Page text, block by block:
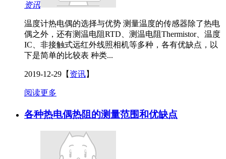
资讯
温度计热电偶的选择与优势 测量温度的传感器除了热电
偶之外，还有测温电阻RTD、测温电阻Thermistor、温度
IC、非接触式远红外线照相机等多种，各有优缺点，以
下是简单的比较表 种类...
2019-12-29 【 资讯】
阅读更多
各种热电偶热阻的测量范围和优缺点